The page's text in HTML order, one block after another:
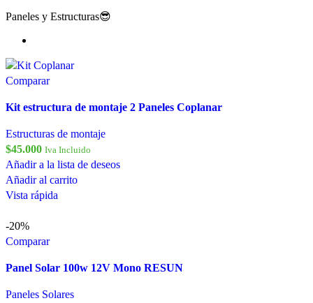
Paneles y Estructuras😎
Comparar
Kit estructura de montaje 2 Paneles Coplanar
Estructuras de montaje
$45.000 Iva Incluido
Añadir a la lista de deseos
Añadir al carrito
Vista rápida
-20%
Comparar
Panel Solar 100w 12V Mono RESUN
Paneles Solares